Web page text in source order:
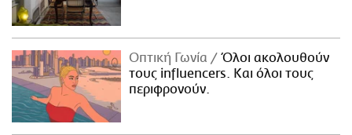
Οπτική Γωνία
Όλοι ακολουθούν
τους influencers. Και όλοι τους
περιφρονούν.